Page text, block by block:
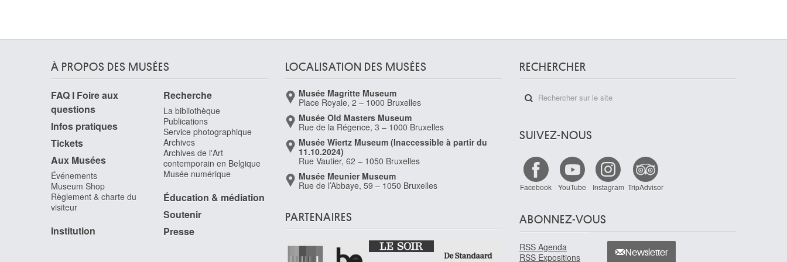
Paris (France) 1856 - 1923
Flanagan Barry
Prestatyn (Pays de Galles, Royaume-Uni) 1941 -
Flavin Dan
New York, New York (Etats-Unis) 1933 -
Wainscott, New York (Etats-Unis) 1996
Olmütz (Tchéquie) 1566 - Francfort-sur-le-Main,
Fleischhacker Léopold
Felsberg, Hesse (Allemagne) 1882 - Bruxelles
À PROPOS DES MUSÉES
FAQ I Foire aux
questions
Infos pratiques
Tickets
Aux Musées
Événements
Museum Shop
Règlement & charte du
visiteur
Institution
Recherche
La bibliothèque
Publications
Service photographique
Archives
Archives de l'Art
contemporain en Belgique
Musée numérique
Éducation & médiation
Soutenir
Presse
LOCALISATION DES MUSÉES
Musée Magritte Museum
Place Royale, 2 – 1000 Bruxelles
Musée Old Masters Museum
Rue de la Régence, 3 – 1000 Bruxelles
Musée Wiertz Museum (Inaccessible à partir du
11.10.2024)
Rue Vautier, 62 – 1050 Bruxelles
Musée Meunier Museum
Rue de l’Abbaye, 59 – 1050 Bruxelles
PARTENAIRES
RECHERCHER
SUIVEZ-NOUS
Facebook YouTube Instagram TripAdvisor
ABONNEZ-VOUS
RSS Agenda
RSS Expositions
Newsletter